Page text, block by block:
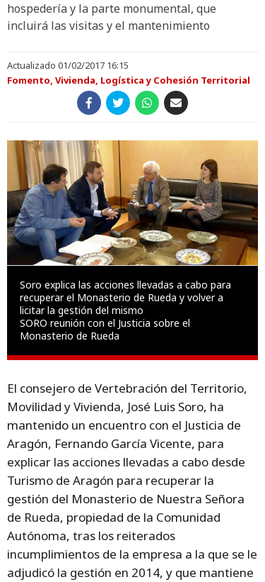
hospedería y la parte monumental, que
incluirá las visitas y el mantenimiento
Actualizado 01/02/2017 16:15
Fomento, Vivienda, Logística y Cohesión Territorial
Soro explica las acciones llevadas a cabo para
recuperar el Monasterio de Rueda y volver a
licitar la gestión del mismo
SORO reunión con el Justicia sobre el
Monasterio de Rueda
El consejero de Vertebración del Territorio,
Movilidad y Vivienda, José Luis Soro, ha
mantenido un encuentro con el Justicia de
Aragón, Fernando García Vicente, para
explicar las acciones llevadas a cabo desde
Turismo de Aragón para recuperar la
gestión del Monasterio de Nuestra Señora
de Rueda, propiedad de la Comunidad
Autónoma, tras los reiterados
incumplimientos de la empresa a la que se le
adjudicó la gestión en 2014, y que mantiene